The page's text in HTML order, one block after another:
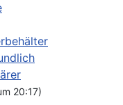
20:17)